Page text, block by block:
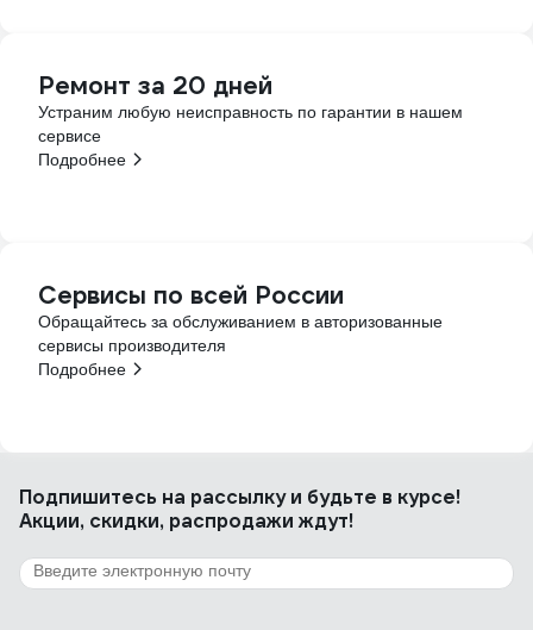
Ремонт за 20 дней
Устраним любую неисправность по гарантии в нашем
сервисе
Подробнее
Сервисы по всей России
Обращайтесь за обслуживанием в авторизованные
сервисы производителя
Подробнее
Подпишитесь на рассылкуи будьте в курсе!
Акции, скидки, распродажи ждут!